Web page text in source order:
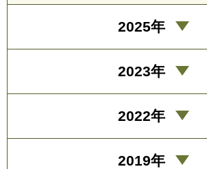
2025年
2023年
2022年
2019年